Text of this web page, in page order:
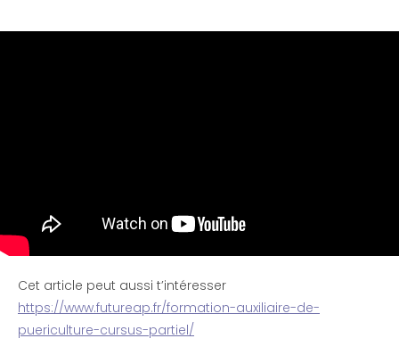
Cet article peut aussi t’intéresser
https://www.futureap.fr/formation-auxiliaire-de-
puericulture-cursus-partiel/